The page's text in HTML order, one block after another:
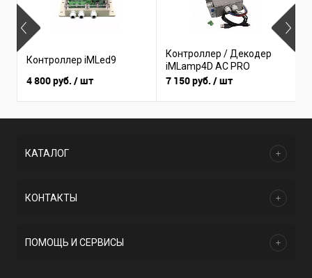
Контроллер iMLed9
4 800 руб. / шт
Контроллер / Декодер
iMLamp4D AC PRO
7 150 руб. / шт
КАТАЛОГ
КОНТАКТЫ
ПОМОЩЬ И СЕРВИСЫ